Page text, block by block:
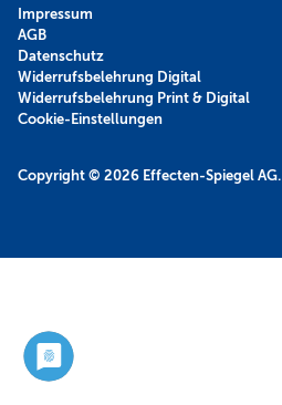
Copyright © 2026 Effecten-Spiegel AG.
Impressum
AGB
Datenschutz
Widerrufsbelehrung Digital
Widerrufsbelehrung Print & Digital
Cookie-Einstellungen